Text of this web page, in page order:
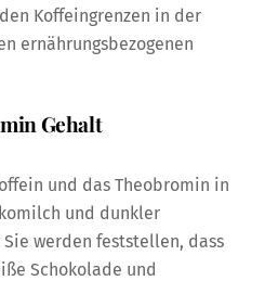
Koffeingrenzen in der
ernährungsbezogenen
Gehalt
und das Theobromin in
und dunkler
werden feststellen, dass
Schokolade und